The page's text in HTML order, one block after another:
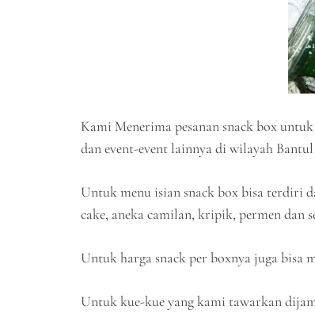
Kami Menerima pesanan snack box
dan event-event lainnya di wilayah
Untuk menu isian snack box bisa terdiri
cake, aneka camilan, kripik, permen dan
Untuk harga snack per boxnya juga bisa
Untuk kue-kue yang kami tawarkan